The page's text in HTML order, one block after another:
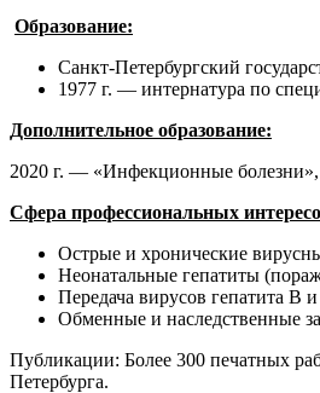
Образование:
Санкт-Петербургский
1977 г. — интернатура по
Дополнительное образование:
2020 г. — «Инфекционные
Сфера профессиональных
Острые и хронические
Неонатальные гепатиты
Передача вирусов гепатита В
Обменные и наследственные
Публикации: Более 300 печатных
Петербурга.